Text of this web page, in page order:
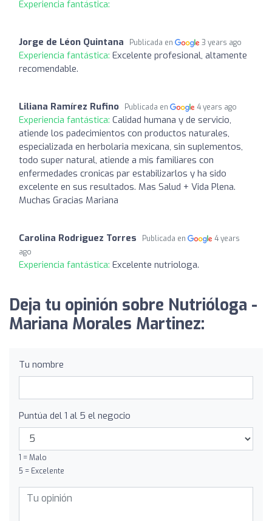
Experiencia fantástica:
Jorge de Léon Quintana Publicada en 3 years ago
Experiencia fantástica: Excelente profesional, altamente
recomendable.
Liliana Ramírez Rufino Publicada en 4 years ago
Experiencia fantástica: Calidad humana y de servicio,
atiende los padecimientos con productos naturales,
especializada en herbolaria mexicana, sin suplementos,
todo super natural, atiende a mis familiares con
enfermedades cronicas par estabilizarlos y ha sido
excelente en sus resultados. Mas Salud + Vida Plena.
Muchas Gracias Mariana
Carolina Rodriguez Torres Publicada en
4 years
ago
Experiencia fantástica: Excelente nutriologa.
Deja tu opinión sobre Nutrióloga -
Mariana Morales Martinez:
Tu nombre
Puntúa del 1 al 5 el negocio
1 = Malo
5 = Excelente